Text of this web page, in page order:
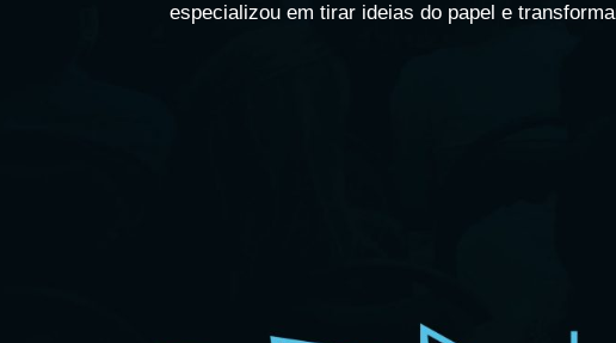
especializou em tirar ideias do papel e